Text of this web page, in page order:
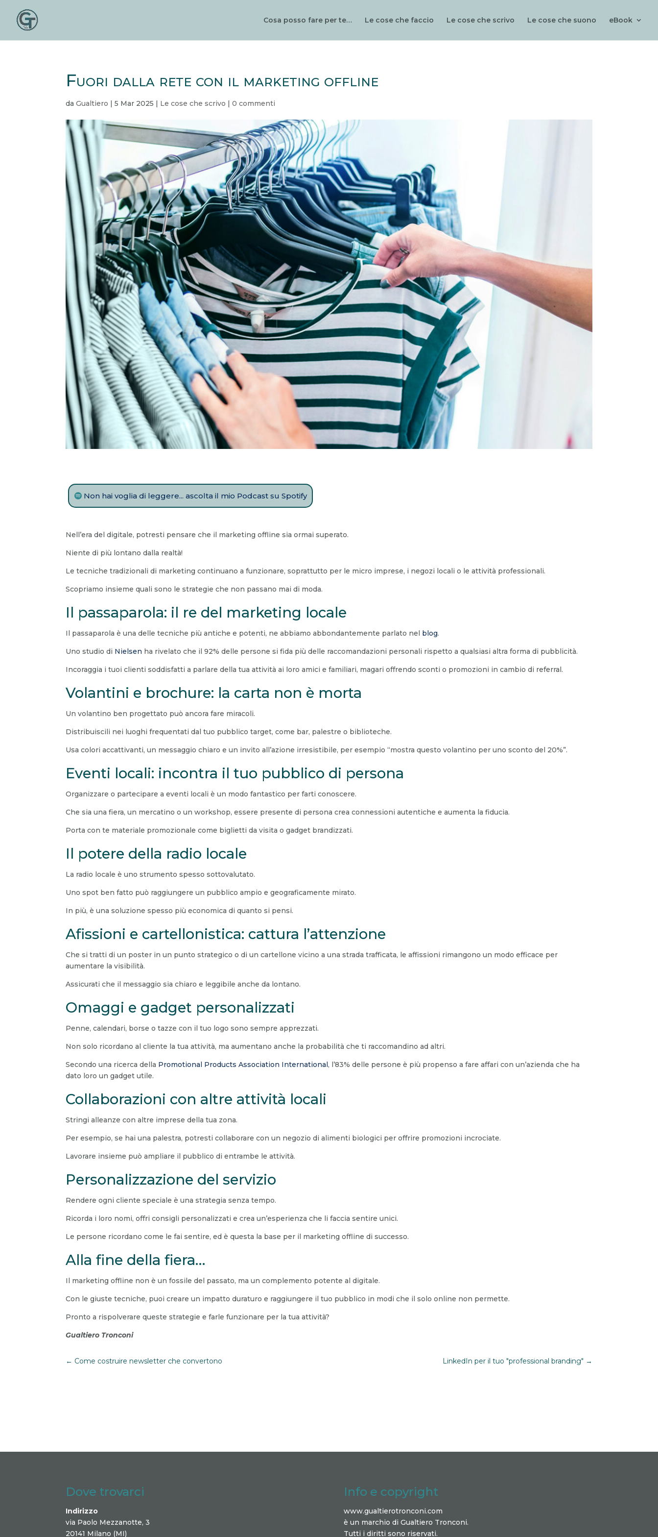
Cosa posso fare per te… Le cose che faccio Le cose che scrivo Le cose che suono eBook
Fuori dalla rete con il marketing offline
daGualtiero |5 Mar 2025 | Le cose che scrivo |0 commenti
Non hai voglia di leggere... ascolta il mio Podcast su Spotify
Nell’era del digitale, potresti pensare che il marketing offline sia ormai superato.
Niente di più lontano dalla realtà!
Le tecniche tradizionali di marketing continuano a funzionare, soprattutto per le micro imprese, i negozi locali o le attività professionali.
Scopriamo insieme quali sono le strategie che non passano mai di moda.
Il passaparola: il re del marketing locale
Il passaparola è una delle tecniche più antiche e potenti, ne abbiamo abbondantemente parlato nel blog.
Uno studio di Nielsen ha rivelato che il 92% delle persone si fida più delle raccomandazioni personali rispetto a qualsiasi altra forma di pubblicità.
Incoraggia i tuoi clienti soddisfatti a parlare della tua attività ai loro amici e familiari, magari offrendo sconti o promozioni in cambio di referral.
Volantini e brochure: la carta non è morta
Un volantino ben progettato può ancora fare miracoli.
Distribuiscili nei luoghi frequentati dal tuo pubblico target, come bar, palestre o biblioteche.
Usa colori accattivanti, un messaggio chiaro e un invito all’azione irresistibile, per esempio “mostra questo volantino per uno sconto del 20%”.
Eventi locali: incontra il tuo pubblico di persona
Organizzare o partecipare a eventi locali è un modo fantastico per farti conoscere.
Che sia una fiera, un mercatino o un workshop, essere presente di persona crea connessioni autentiche e aumenta la fiducia.
Porta con te materiale promozionale come biglietti da visita o gadget brandizzati.
Il potere della radio locale
La radio locale è uno strumento spesso sottovalutato.
Uno spot ben fatto può raggiungere un pubblico ampio e geograficamente mirato.
In più, è una soluzione spesso più economica di quanto si pensi.
Afissioni e cartellonistica: cattura l’attenzione
Che si tratti di un poster in un punto strategico o di un cartellone vicino a una strada trafficata, le affissioni rimangono un modo efficace per
aumentare la visibilità.
Assicurati che il messaggio sia chiaro e leggibile anche da lontano.
Omaggi e gadget personalizzati
Penne, calendari, borse o tazze con il tuo logo sono sempre apprezzati.
Non solo ricordano al cliente la tua attività, ma aumentano anche la probabilità che ti raccomandino ad altri.
Secondo una ricerca della Promotional Products Association International , l’83% delle persone è più propenso a fare affari con un’azienda che ha
dato loro un gadget utile.
Collaborazioni con altre attività locali
Stringi alleanze con altre imprese della tua zona.
Per esempio, se hai una palestra, potresti collaborare con un negozio di alimenti biologici per offrire promozioni incrociate.
Lavorare insieme può ampliare il pubblico di entrambe le attività.
Personalizzazione del servizio
Rendere ogni cliente speciale è una strategia senza tempo.
Ricorda i loro nomi, offri consigli personalizzati e crea un’esperienza che li faccia sentire unici.
Le persone ricordano come le fai sentire, ed è questa la base per il marketing offline di successo.
Alla fine della fiera…
Il marketing offline non è un fossile del passato, ma un complemento potente al digitale.
Con le giuste tecniche, puoi creare un impatto duraturo e raggiungere il tuo pubblico in modi che il solo online non permette.
Pronto a rispolverare queste strategie e farle funzionare per la tua attività?
Gualtiero Tronconi
← Come costruire newsletter che convertono LinkedIn per il tuo "professional branding" →
Dove trovarci
Indirizzo
via Paolo Mezzanotte, 3
20141 Milano (MI)
Info e copyright
www.gualtierotronconi.com
è un marchio di Gualtiero Tronconi.
Tutti i diritti sono riservati.